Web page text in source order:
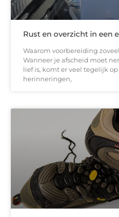
Rust en overzicht in een
Waarom voorbereiding
Wanneer je afscheid moet
lief is, komt er veel tegelijk op
herinneringen,